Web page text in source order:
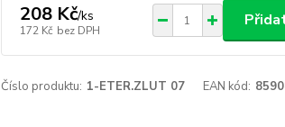
208 Kč/ks
172 Kč bez DPH
Číslo produktu: 1-ETER.ZLUT 07 EAN kód: